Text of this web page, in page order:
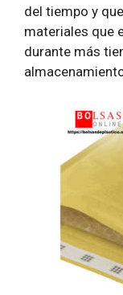
del tiempo y
materiales que
durante más